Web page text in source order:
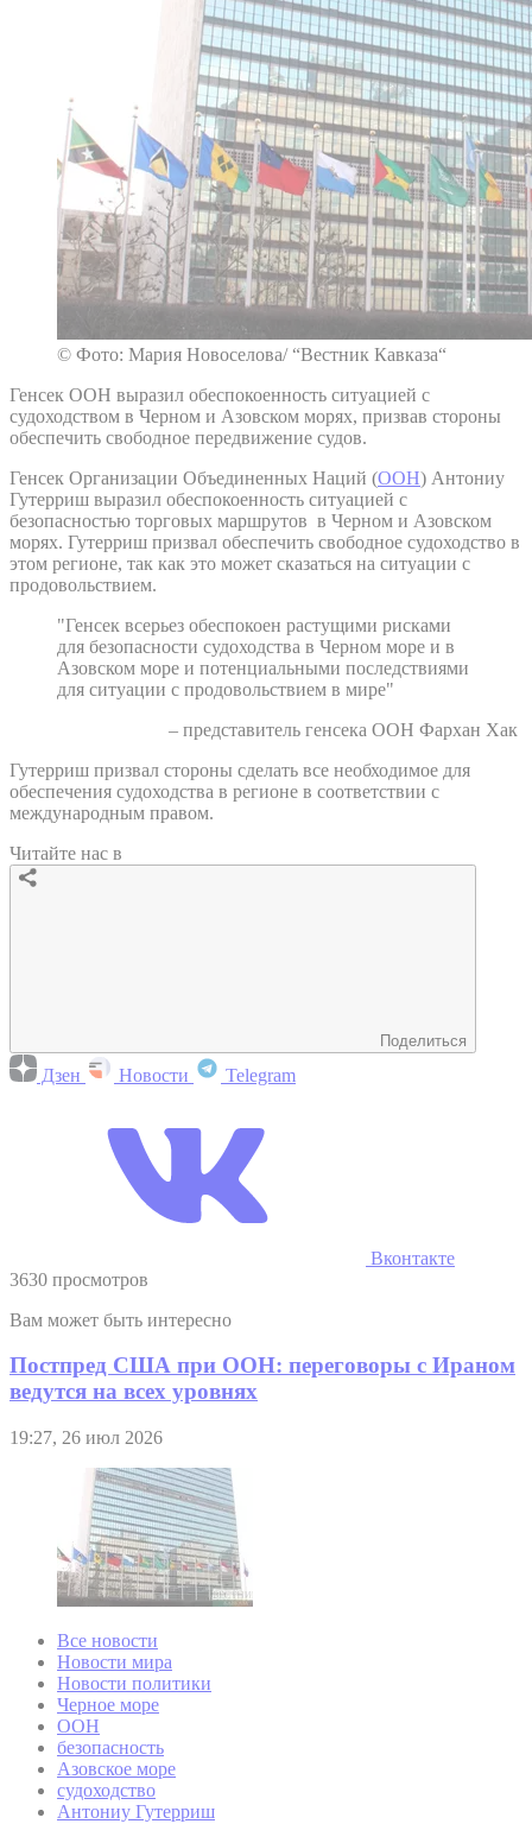
© Фото: Мария Новоселова/ “Вестник Кавказа“
Генсек ООН выразил обеспокоенность ситуацией с
судоходством в Черном и Азовском морях, призвав стороны
обеспечить свободное передвижение судов.
Генсек Организации Объединенных Наций (ООН) Антониу
Гутерриш выразил обеспокоенность ситуацией с
безопасностью торговых маршрутов в Черном и Азовском
морях. Гутерриш призвал обеспечить свободное судоходство в
этом регионе, так как это может сказаться на ситуации с
продовольствием.
"Генсек всерьез обеспокоен растущими рисками
для безопасности судоходства в Черном море и в
Азовском море и потенциальными последствиями
для ситуации с продовольствием в мире"
– представитель генсека ООН Фархан Хак
Гутерриш призвал стороны сделать все необходимое для
обеспечения судоходства в регионе в соответствии с
международным правом.
Читайте нас в
Поделиться
Дзен Новости Telegram
Вконтакте
3630 просмотров
Вам может быть интересно
Постпред США при ООН: переговоры с Ираном
ведутся на всех уровнях
19:27, 26 июл 2026
Все новости
Новости мира
Новости политики
Черное море
ООН
безопасность
Азовское море
судоходство
Антониу Гутерриш